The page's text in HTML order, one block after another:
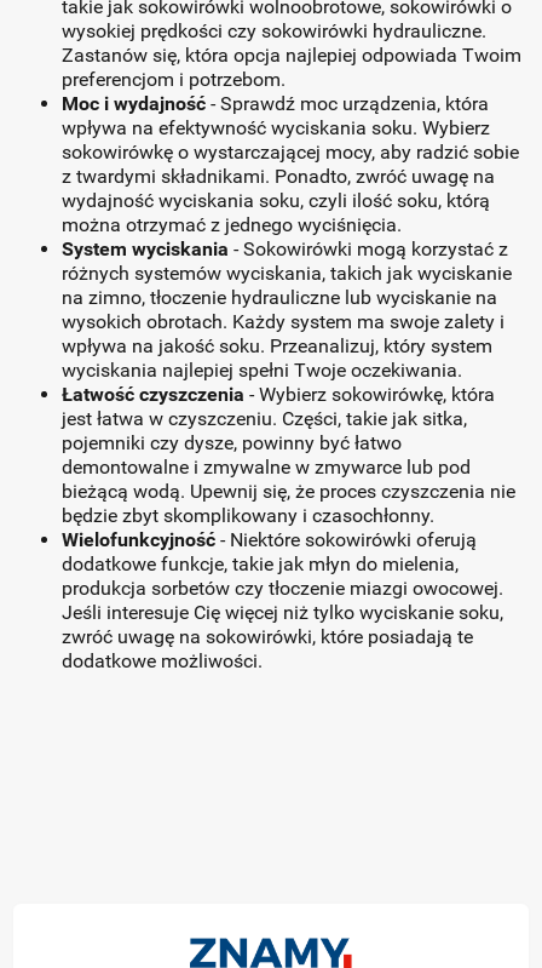
takie jak sokowirówki wolnoobrotowe, sokowirówki o
wysokiej prędkości czy sokowirówki hydrauliczne.
Zastanów się, która opcja najlepiej odpowiada Twoim
preferencjom i potrzebom.
Moc i wydajność - Sprawdź moc urządzenia, która
wpływa na efektywność wyciskania soku. Wybierz
sokowirówkę o wystarczającej mocy, aby radzić sobie
z twardymi składnikami. Ponadto, zwróć uwagę na
wydajność wyciskania soku, czyli ilość soku, którą
można otrzymać z jednego wyciśnięcia.
System wyciskania - Sokowirówki mogą korzystać z
różnych systemów wyciskania, takich jak wyciskanie
na zimno, tłoczenie hydrauliczne lub wyciskanie na
wysokich obrotach. Każdy system ma swoje zalety i
wpływa na jakość soku. Przeanalizuj, który system
wyciskania najlepiej spełni Twoje oczekiwania.
Łatwość czyszczenia - Wybierz sokowirówkę, która
jest łatwa w czyszczeniu. Części, takie jak sitka,
pojemniki czy dysze, powinny być łatwo
demontowalne i zmywalne w zmywarce lub pod
bieżącą wodą. Upewnij się, że proces czyszczenia nie
będzie zbyt skomplikowany i czasochłonny.
Wielofunkcyjność - Niektóre sokowirówki oferują
dodatkowe funkcje, takie jak młyn do mielenia,
produkcja sorbetów czy tłoczenie miazgi owocowej.
Jeśli interesuje Cię więcej niż tylko wyciskanie soku,
zwróć uwagę na sokowirówki, które posiadają te
dodatkowe możliwości.